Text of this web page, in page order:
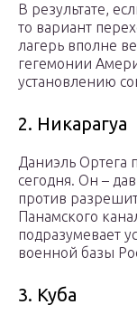
В результате,
то вариант
лагерь вполне
гегемонии
установлению
2. Никарагуа
Даниэль Ортега
сегодня. Он –
против
Панамского
подразумевает
военной базы
3. Куба